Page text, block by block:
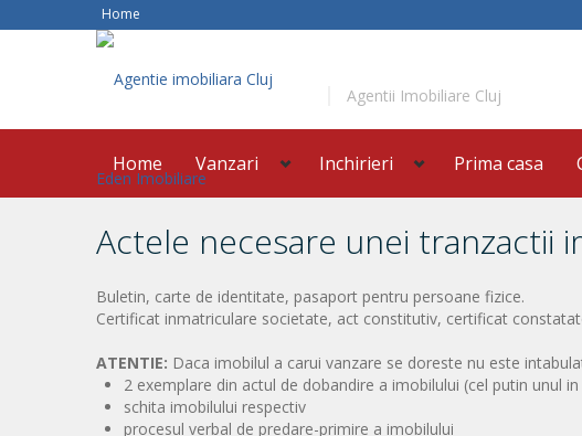
Home
Agentii Imobiliare Cluj
Home Vanzari Inchirieri Prima casa
Actele necesare unei tranzactii
Buletin, carte de identitate, pasaport pentru persoane fizice.
Certificat inmatriculare societate, act constitutiv, certificat
ATENTIE: Daca imobilul a carui vanzare se doreste nu este
2 exemplare din actul de dobandire a imobilului (cel putin unul
schita imobilului respectiv
procesul verbal de predare-primire a imobilului